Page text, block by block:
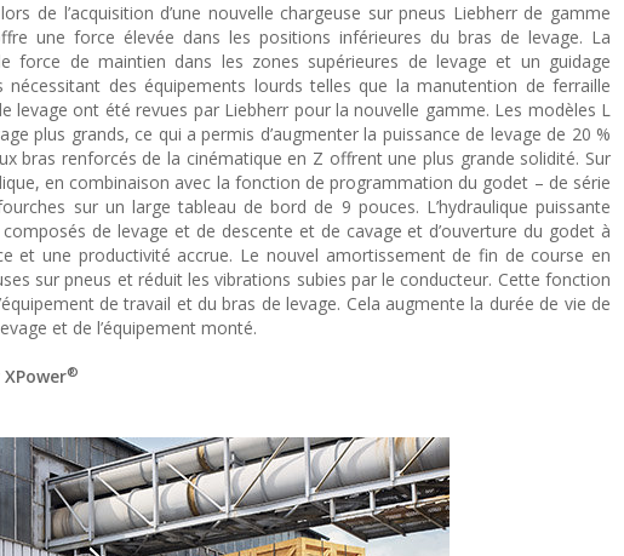
de l’acquisition d’une nouvelle chargeuse sur pneus Liebherr de gamme
une force élevée dans les positions inférieures du bras de levage. La
force de maintien dans les zones supérieures de levage et un guidage
nécessitant des équipements lourds telles que la manutention de ferraille
levage ont été revues par Liebherr pour la nouvelle gamme. Les modèles L
plus grands, ce qui a permis d’augmenter la puissance de levage de 20 %
bras renforcés de la cinématique en Z offrent une plus grande solidité. Sur
en combinaison avec la fonction de programmation du godet – de série
sur un large tableau de bord de 9 pouces. L’hydraulique puissante
de levage et de descente et de cavage et d’ouverture du godet à
et une productivité accrue. Le nouvel amortissement de fin de course en
sur pneus et réduit les vibrations subies par le conducteur. Cette fonction
de travail et du bras de levage. Cela augmente la durée de vie de
et de l’équipement monté.
®